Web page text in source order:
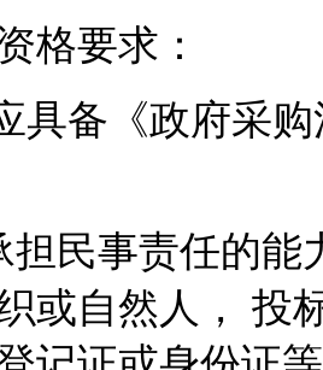
格要求：
具备《政府采
担民事责任的
或自然人， 投